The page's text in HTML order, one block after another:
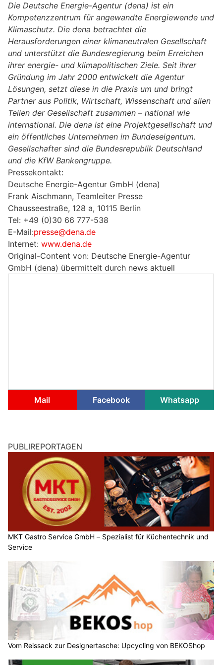
Die Deutsche Energie-Agentur (dena) ist ein
Kompetenzzentrum für angewandte Energiewende und
Klimaschutz. Die dena betrachtet die
Herausforderungen einer klimaneutralen Gesellschaft
und unterstützt die Bundesregierung beim Erreichen
ihrer energie- und klimapolitischen Ziele. Seit ihrer
Gründung im Jahr 2000 entwickelt die Agentur
Lösungen, setzt diese in die Praxis um und bringt
Partner aus Politik, Wirtschaft, Wissenschaft und allen
Teilen der Gesellschaft zusammen – national wie
international. Die dena ist eine Projektgesellschaft und
ein öffentliches Unternehmen im Bundeseigentum.
Gesellschafter sind die Bundesrepublik Deutschland
und die KfW Bankengruppe.
Pressekontakt:
Deutsche Energie-Agentur GmbH (dena)
Frank Aischmann, Teamleiter Presse
Chausseestraße, 128 a, 10115 Berlin
Tel: +49 (0)30 66 777-538
E-Mail:presse@dena.de
Internet: www.dena.de
Original-Content von: Deutsche Energie-Agentur
GmbH (dena) übermittelt durch news aktuell
Mail Facebook Whatsapp
PUBLIREPORTAGEN
MKT Gastro Service GmbH – Spezialist für Küchentechnik und
Service
Vom Reissack zur Designertasche: Upcycling von BEKOShop